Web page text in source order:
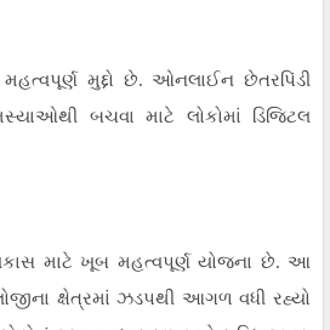
મુદ્દો છે. ઓનલાઈન છેતરપિંડી
બચવા માટે લોકોમાં ડિજિટલ
માટે ખૂબ મહત્વપૂર્ણ યોજના છે. આ
ક્ષેત્રમાં ઝડપથી આગળ વધી રહ્યો